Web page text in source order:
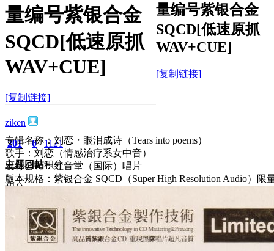
量编号紫银合金
SQCD[低速原抓
WAV+CUE]
[复制链接]
量编号紫银合金
SQCD[低速原抓
WAV+CUE]
[复制链接]
ziken
201
主题
0
回帖
1121
积分
积分
2026-5-17 12:42:09 / 显示全部楼层 / 阅读模式
专辑名称：刘恋・眼泪成诗（Tears into poems）
歌手：刘恋（情感治疗系女中音）
发行公司：红音堂（国际）唱片
版本规格：紫银合金 SQCD（Super High Resolution Audio）限